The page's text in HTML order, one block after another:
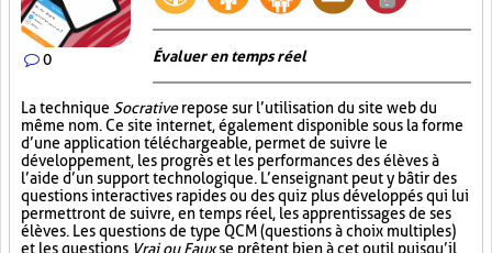
0 Évaluer en temps réel
La technique Socrativerepose sur l’utilisation du site web du
même nom. Ce site internet, également disponible sous la forme
d’une application téléchargeable, permet de suivre le
développement, les progrès et les performances des élèves à
l’aide d’un support technologique. L’enseignant peut y bâtir des
questions interactives rapides ou des quiz plus développés qui lui
permettront de suivre, en temps réel, les apprentissages de ses
élèves. Les questions de type QCM (questions à choix multiples)
et les questions Vrai ou Fauxse prêtent bien à cet outil puisqu’il